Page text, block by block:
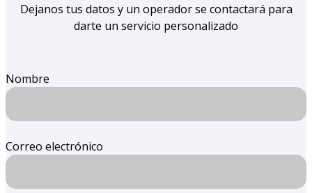
Dejanos tus datos y un operador se contactará para
darte un servicio personalizado
Nombre
Correo electrónico